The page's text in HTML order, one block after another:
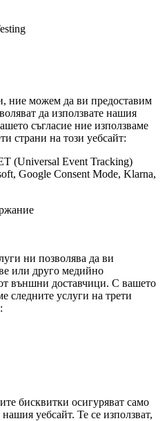
ние можем да ви предоставим
да използвате нашия
съгласие ние използваме
страни на този уебсайт:
(Universal Event Tracking)
Google Consent Mode, Klarna,
ни позволява да ви
или друго медийно
външни доставчици. С вашето
следните услуги на трети
бисквитки осигуряват само
уебсайт. Те се използват,